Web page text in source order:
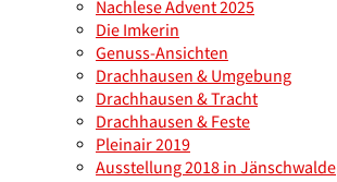
Nachlese Advent 2025
Die Imkerin
Genuss-Ansichten
Drachhausen & Umgebung
Drachhausen & Tracht
Drachhausen & Feste
Pleinair 2019
Ausstellung 2018 in Jänschwalde